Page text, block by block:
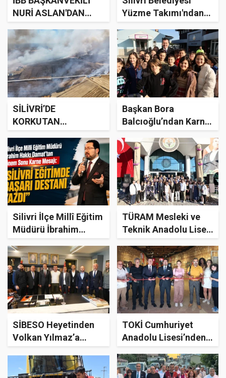
NURİ ASLAN'DAN
BELEDİYESİ'NE
ÖNEMLİ ZİYARET
Yüzme Takımı'ndan
Yüzme Şenlikleri’nde
Büyük Başarı
SİLİVRİ’DE
KORKUTAN
YANGINLAR:
KURUMLARIN VE
HALKIN
DAYANIŞMASIYLA
KONTROL ALTINA
ALINDI
Başkan Bora
Balcıoğlu’ndan Karne
Alan Öğrencilere Tatil
Mesajı
Silivri İlçe Millî Eğitim
Müdürü İbrahim
Dönem Sonu Karne
Mesajı: "Silivri
Eğitimde Başarı
Destanı Yazdı"
TÜRAM Mesleki ve
Teknik Anadolu Lisesi
Mezuniyet Coşkusu
Yaşadı
SİBESO Heyetinden
Volkan Yılmaz’a
TOKİ Cumhuriyet
Anadolu Lisesi’nden
Sanatla Buluştu